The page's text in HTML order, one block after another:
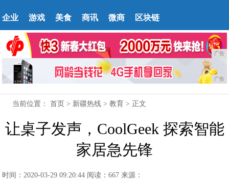
企业 游戏 美食 商讯 微商 区块链
广告
广告
当前位置：首页 > 新疆热线 >教育 > 正文
让桌子发声，CoolGeek 探索智能
家居急先锋
时间：2020-03-29 09:20:44 阅读：667 来源：